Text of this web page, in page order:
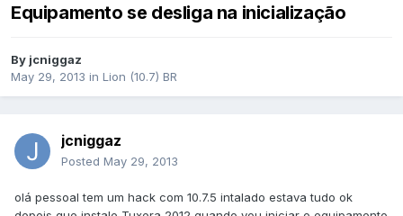
Equipamento se desliga na inicialização
By jcniggaz
May 29, 2013 in Lion (10.7) BR
jcniggaz
Posted May 29, 2013
olá pessoal tem um hack com 10.7.5 intalado estava tudo ok